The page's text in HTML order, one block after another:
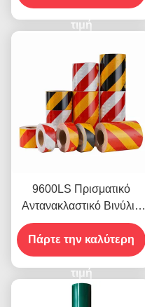
βινυλίου
τιμή
9600LS Πρισματικό
Αντανακλαστικό Βινύλιο
Ρολ Φιλμ υψηλής
έντασης
Πάρτε την καλύτερη
τιμή